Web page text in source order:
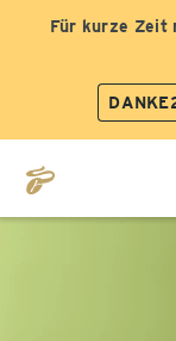
Für kurze Zeit